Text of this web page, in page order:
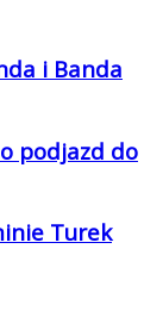
i Banda
podjazd do
Turek